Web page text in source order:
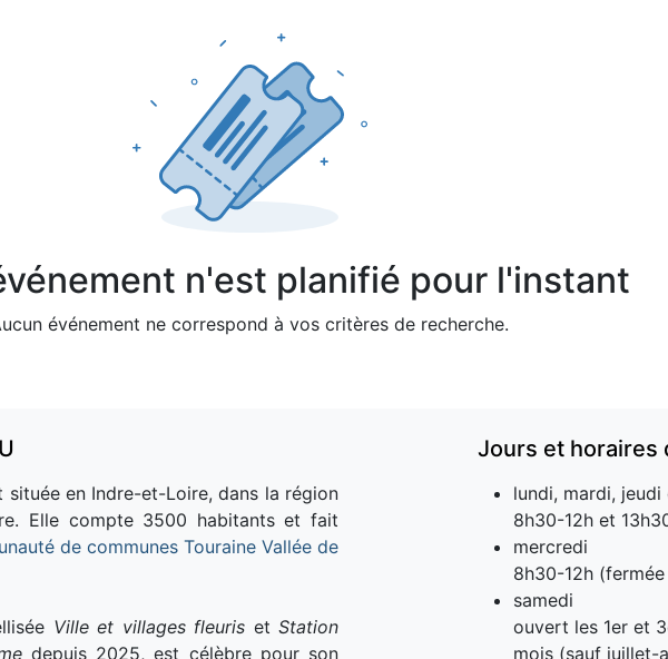
n'est planifié pour l'instant
événement ne correspond à vos critères de recherche.
située en Indre-et-Loire, dans la région
Elle compte 3500 habitants et fait
de communes Touraine Vallée de
Ville et villages fleuris et Station
depuis 2025, est célèbre pour son
Jours et horaires
lundi, mardi,
8h30-12h et
mercredi
8h30-12h
samedi
ouvert les 1er et
mois (sauf juillet-